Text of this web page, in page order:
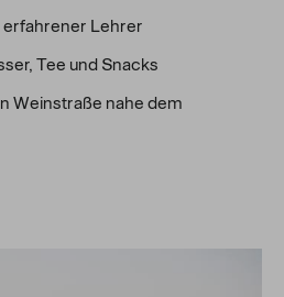
erfahrener Lehrer
Tee und Snacks
Weinstraße nahe dem